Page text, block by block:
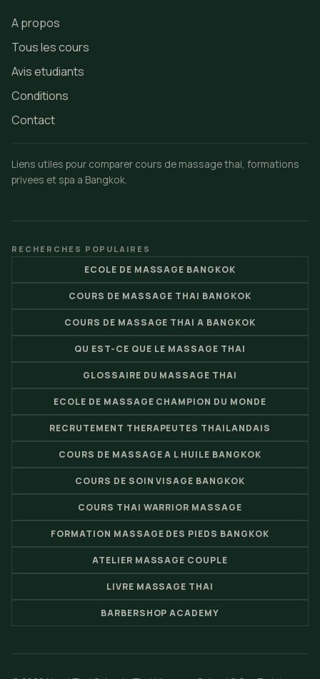
A propos
Tous les cours
Avis etudiants
Conditions
Contact
Liens utiles pour comparer cours de massage thai, formations
privees et spa a Bangkok.
RECHERCHES POPULAIRES
ECOLE DE MASSAGE BANGKOK
COURS DE MASSAGE THAI BANGKOK
COURS DE MASSAGE THAI A BANGKOK
QU EST-CE QUE LE MASSAGE THAI
GLOSSAIRE DU MASSAGE THAI
ECOLE DE MASSAGE CHAMPION DU MONDE
RECRUTEMENT THERAPEUTES THAILANDAIS
COURS DE MASSAGE A L HUILE BANGKOK
COURS DE SOIN VISAGE BANGKOK
COURS THAI WARRIOR MASSAGE
FORMATION MASSAGE DES PIEDS BANGKOK
ATELIER MASSAGE COUPLE
LIVRE MASSAGE THAI
BARBERSHOP ACADEMY